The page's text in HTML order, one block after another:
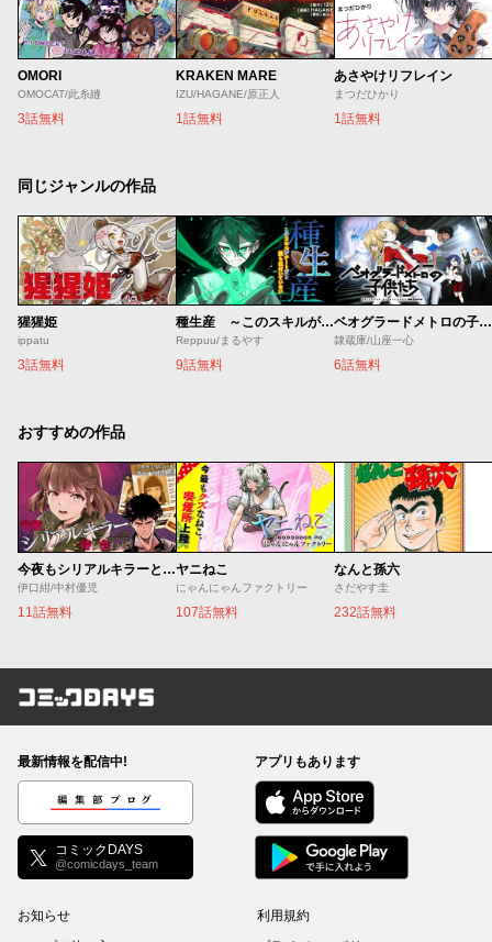
OMORI
OMOCAT/此糸縫
3話無料
KRAKEN MARE
IZU/HAGANE/原正人
1話無料
あさやけリフレイン
まつだひかり
1話無料
同じジャンルの作品
猩猩姫
ippatu
3話無料
種生産 ～このスキルがチートだとまだ誰も気付いていない～
Reppuu/まるやす
9話無料
ベオグラードメトロの子供たち
隷蔵庫/山座一心
6話無料
おすすめの作品
今夜もシリアルキラーと待ち合わせ
伊口紺/中村優児
11話無料
ヤニねこ
にゃんにゃんファクトリー
107話無料
なんと孫六
さだやす圭
232話無料
コミックDAYS
最新情報を配信中!
編集部ブログ
コミックDAYS
@comicdays_team
アプリもあります
お知らせ
利用規約